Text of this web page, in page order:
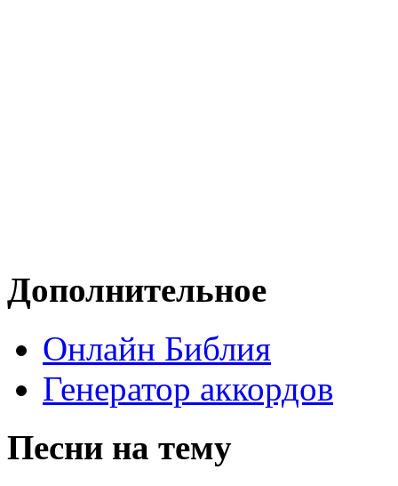
Дополнительное
Онлайн Библия
Генератор аккордов
Песни на тему